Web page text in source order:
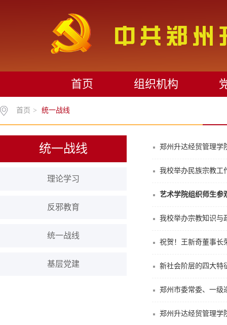
首页 组织机构
首页 > 统一战线
统一战线
理论学习
反邪教育
统一战线
基层党建
郑州升达经贸管理学
我校举办民族宗教工
艺术学院组织师生参
我校举办宗教知识与
祝贺！王新奇董事长
新社会阶层的四大特
郑州市委常委、一级
郑州升达经贸管理学